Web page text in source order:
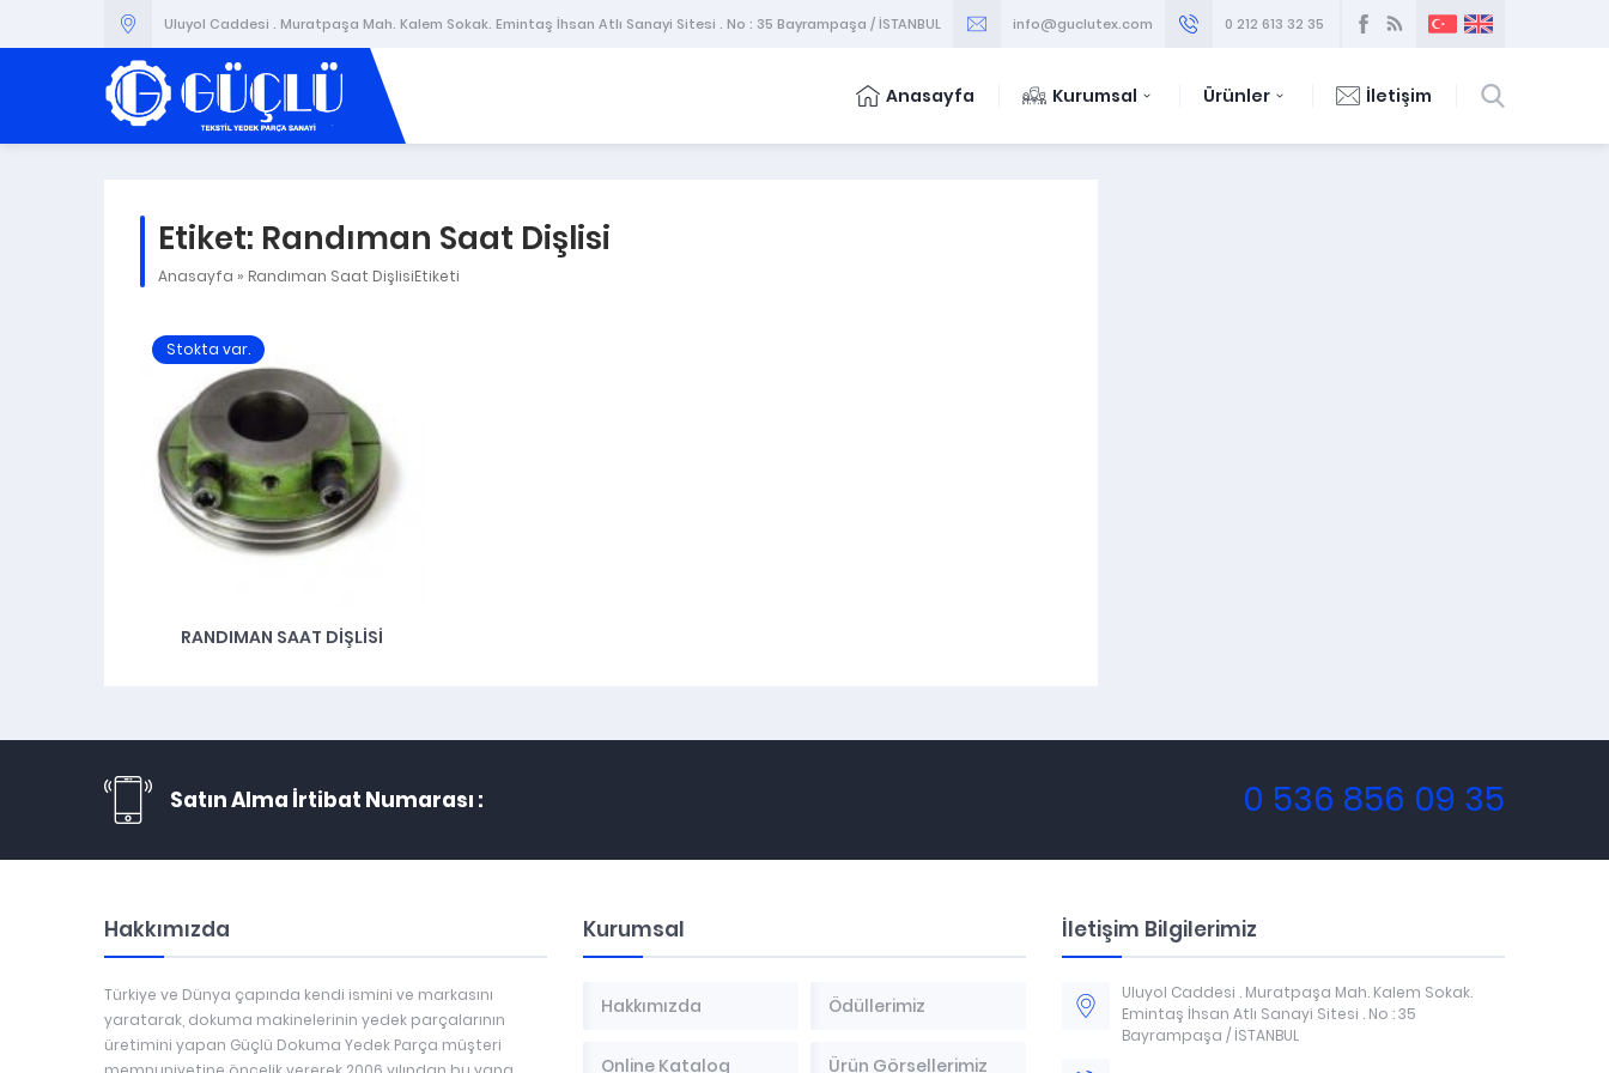
Uluyol Caddesi . Muratpaşa Mah. Kalem Sokak. Emintaş İhsan Atlı Sanayi Sitesi . No : 35 Bayrampaşa / İSTANBUL info@guclutex.com 0 212 613 32 35
Anasayfa Kurumsal Ürünler İletişim
Etiket: Randıman Saat Dişlisi
Anasayfa » Randıman Saat DişlisiEtiketi
Stokta var.
RANDIMAN SAAT DIŞLISI
Satın Alma İrtibat Numarası : 0 536 856 09 35
Hakkımızda
Türkiye ve Dünya çapında kendi ismini ve markasını
yaratarak, dokuma makinelerinin yedek parçalarının
üretimini yapan Güçlü Dokuma Yedek Parça müşteri
Kurumsal
Hakkımızda Ödüllerimiz
Online Katalog Ürün Görsellerimiz
İletişim Bilgilerimiz
Uluyol Caddesi . Muratpaşa Mah. Kalem Sokak.
Emintaş İhsan Atlı Sanayi Sitesi . No : 35
Bayrampaşa / İSTANBUL